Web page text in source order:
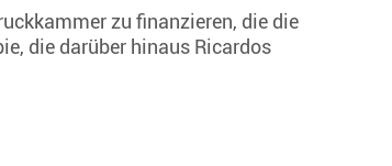
zu finanzieren, die die
die darüber hinaus Ricardos